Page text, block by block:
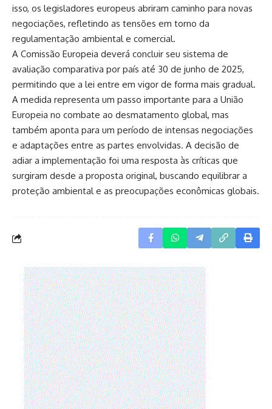
isso, os legisladores europeus abriram caminho para novas
negociações, refletindo as tensões em torno da
regulamentação ambiental e comercial.
A Comissão Europeia deverá concluir seu sistema de
avaliação comparativa por país até 30 de junho de 2025,
permitindo que a lei entre em vigor de forma mais gradual.
A medida representa um passo importante para a União
Europeia no combate ao desmatamento global, mas
também aponta para um período de intensas negociações
e adaptações entre as partes envolvidas. A decisão de
adiar a implementação foi uma resposta às críticas que
surgiram desde a proposta original, buscando equilibrar a
proteção ambiental e as preocupações econômicas globais.